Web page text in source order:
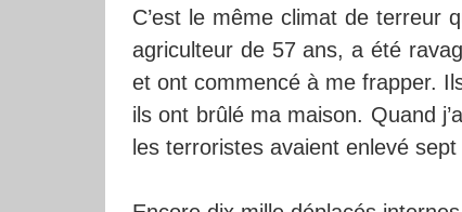
C’est le même climat de terreur
agriculteur de 57 ans, a été
et ont commencé à me frapper.
ils ont brûlé ma maison. Quand
les terroristes avaient enlevé